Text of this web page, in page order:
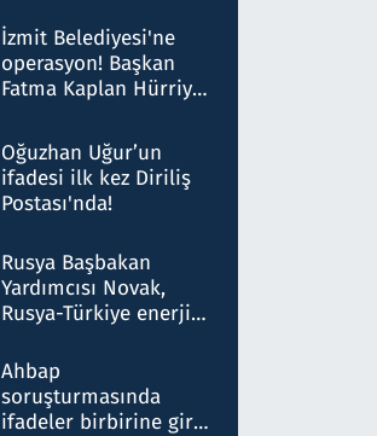
Milyar liralık para
trafiği tespit edildi
İzmit Belediyesi'ne
operasyon! Başkan
Fatma Kaplan Hürriyet
Oğuzhan Uğur’un
ifadesi ilk kez Diriliş
Postası'nda!
Rusya Başbakan
Yardımcısı Novak,
Rusya-Türkiye enerji
nitelikte olduğunu
belirtti
Ahbap
soruşturmasında
ifadeler birbirine girdi: